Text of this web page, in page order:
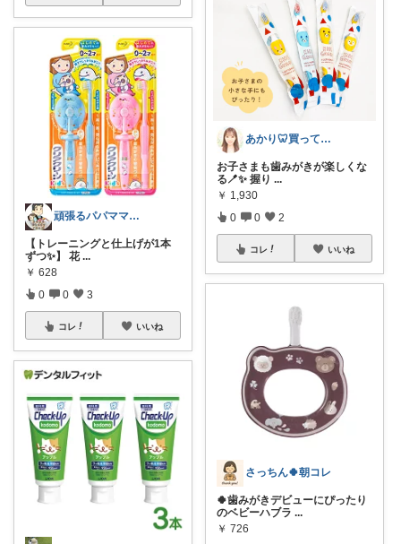
頑張るパパママ応援隊@育児・子供用品紹介
【トレーニングと仕上げが1本
ずつ✨】 花 ...
￥ 628
0 0 3
コレ いいね
あかり🦷買ってよかったもの
お子さまも歯みがきが楽しくな
る🪥✨ 握り ...
￥ 1,930
0 0 2
コレ いいね
さっちん🍀朝コレ
🍀歯みがきデビューにぴったり
のベビーハブラ ...
￥ 726